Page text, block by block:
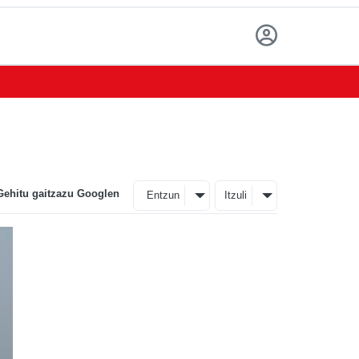
gaitzazu Googlen Entzun Itzuli